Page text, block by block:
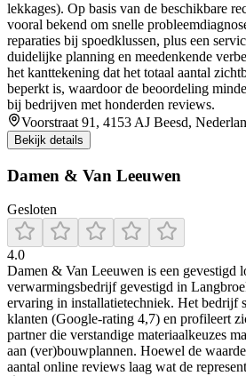
lekkages). Op basis van de beschikbare
vooral bekend om snelle
reparaties bij spoedklussen, plus een
duidelijke planning en meedenkende
het kanttekening dat het totaal aantal
beperkt is, waardoor de beoordeling
bij bedrijven met honderden reviews.
Voorstraat 91, 4153 AJ Beesd,
Bekijk details
Damen & Van Leeuwen
Gesloten
4.0
Damen & Van Leeuwen is een gevestigd
verwarmingsbedrijf gevestigd in
ervaring in installatietechniek. Het bedrijf
klanten (Google-rating 4,7) en profileert
partner die verstandige materiaalkeuzes
aan (ver)bouwplannen. Hoewel de
aantal online reviews laag wat de